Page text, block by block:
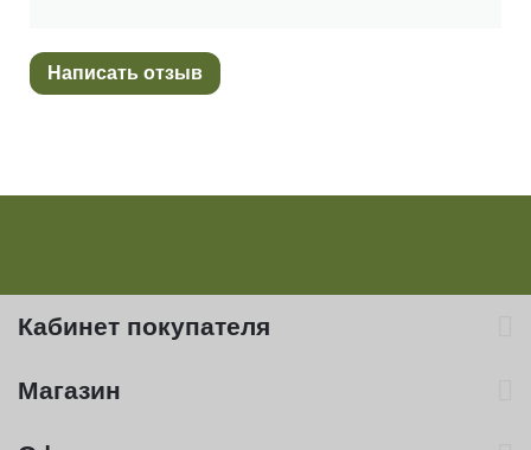
Написать отзыв
Кабинет покупателя
Магазин